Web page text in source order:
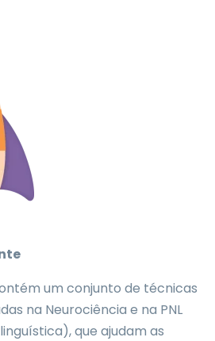
um conjunto de técnicas
na Neurociência e na PNL
que ajudam as